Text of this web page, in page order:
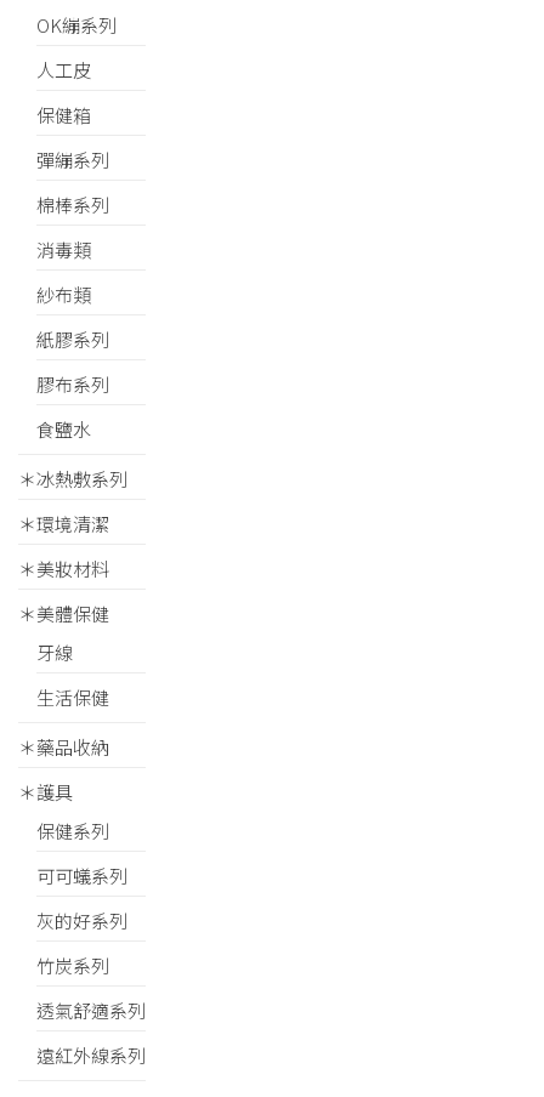
OK繃系列
人工皮
保健箱
彈繃系列
棉棒系列
消毒類
紗布類
紙膠系列
膠布系列
食鹽水
＊冰熱敷系列
＊環境清潔
＊美妝材料
＊美體保健
牙線
生活保健
＊藥品收納
＊護具
保健系列
可可蟻系列
灰的好系列
竹炭系列
透氣舒適系列
遠紅外線系列